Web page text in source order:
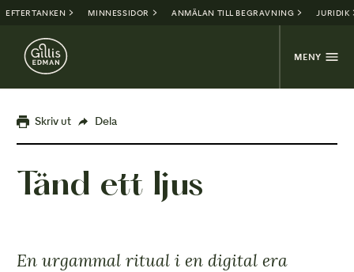
EFTERTANKEN MINNESSIDOR ANMÄLAN TILL BEGRAVNING JURIDIK
MENY
Skriv ut Dela
Tänd ett ljus
En urgammal ritual i en digital era